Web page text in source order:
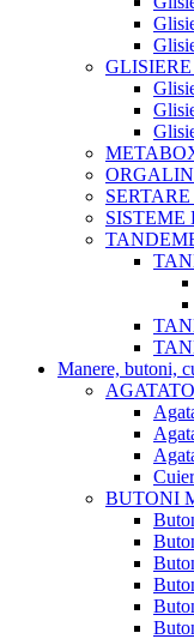
SISTEME
Manere, butoni,
Cuier
BUTONI